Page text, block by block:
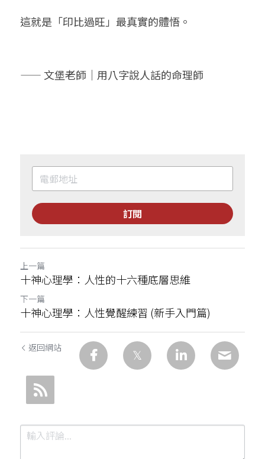
這就是「印比過旺」最真實的體悟。
—— 文堡老師｜用八字說人話的命理師
訂閱
上一篇
十神心理學：人性的十六種底層思維
下一篇
十神心理學：人性覺醒練習 (新手入門篇)
返回網站